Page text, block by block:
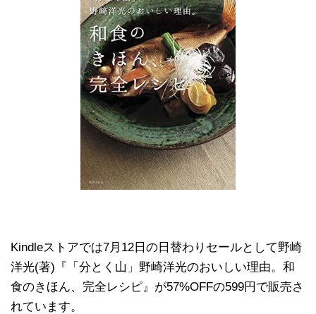
Kindleストアでは7月12日の日替わりセールとして野崎
洋光(著)『「分とく山」野崎洋光のおいしい理由。和
食のきほん、完全レシピ』が57%OFFの599円で販売さ
れています。